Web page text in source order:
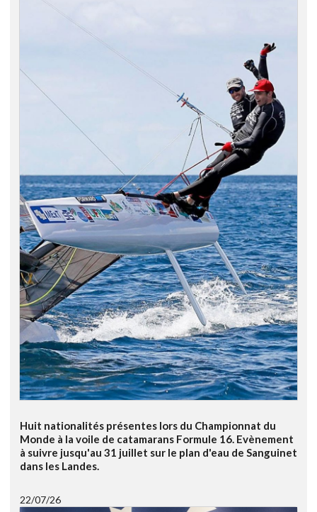
Huit nationalités présentes lors du Championnat du
Monde à la voile de catamarans Formule 16. Evènement
à suivre jusqu'au 31 juillet sur le plan d'eau de Sanguinet
dans les Landes.
22/07/26